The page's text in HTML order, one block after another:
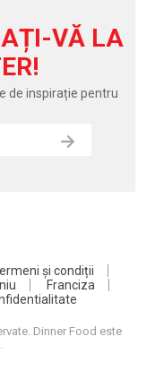
VĂ LA
de inspirație pentru
și condiții
Franciza
Dinner Food este